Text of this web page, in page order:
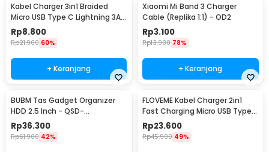
Kabel Charger 3in1 Braided
Micro USB Type C Lightning 3A
1.2M - US186
Rp8.800
Rp21.900 60%
+ Keranjang
Xiaomi Mi Band 3 Charger
Cable (Replika 1:1) - OD2
Rp3.100
Rp13.900 78%
+ Keranjang
BUBM Tas Gadget Organizer
HDD 2.5 Inch - QSD-
MYB(ORIGINAL)
Rp36.300
Rp61.900 42%
FLOVEME Kabel Charger 2in1
Fast Charging Micro USB Type
C 14W 1.2M - B00626
Rp23.600
Rp45.900 49%